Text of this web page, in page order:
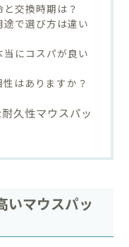
交換時期は？
で選び方は違い
にコスパが良い
はありますか？
久性マウスパッ
いマウスパッ